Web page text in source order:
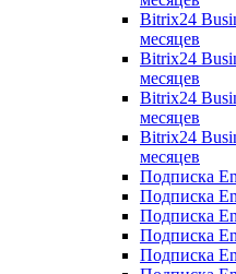
Bitrix24
месяцев
Bitrix24
месяцев
Bitrix24
месяцев
Bitrix24
месяцев
Подписка
Подписка
Подписка
Подписка
Подписка